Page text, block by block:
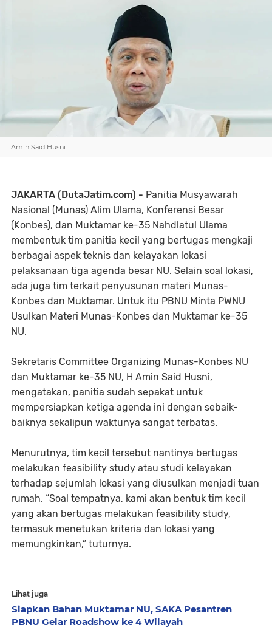
Amin Said Husni
JAKARTA (DutaJatim.com) - Panitia Musyawarah
Nasional (Munas) Alim Ulama, Konferensi Besar
(Konbes), dan Muktamar ke-35 Nahdlatul Ulama
membentuk tim panitia kecil yang bertugas mengkaji
berbagai aspek teknis dan kelayakan lokasi
pelaksanaan tiga agenda besar NU. Selain soal lokasi,
ada juga tim terkait penyusunan materi Munas-
Konbes dan Muktamar. Untuk itu PBNU Minta PWNU
Usulkan Materi Munas-Konbes dan Muktamar ke-35
NU.
Sekretaris Committee Organizing Munas-Konbes NU
dan Muktamar ke-35 NU, H Amin Said Husni,
mengatakan, panitia sudah sepakat untuk
mempersiapkan ketiga agenda ini dengan sebaik-
baiknya sekalipun waktunya sangat terbatas.
Menurutnya, tim kecil tersebut nantinya bertugas
melakukan feasibility study atau studi kelayakan
terhadap sejumlah lokasi yang diusulkan menjadi tuan
rumah. “Soal tempatnya, kami akan bentuk tim kecil
yang akan bertugas melakukan feasibility study,
termasuk menetukan kriteria dan lokasi yang
memungkinkan,” tuturnya.
Lihat juga
Siapkan Bahan Muktamar NU, SAKA Pesantren
PBNU Gelar Roadshow ke 4 Wilayah